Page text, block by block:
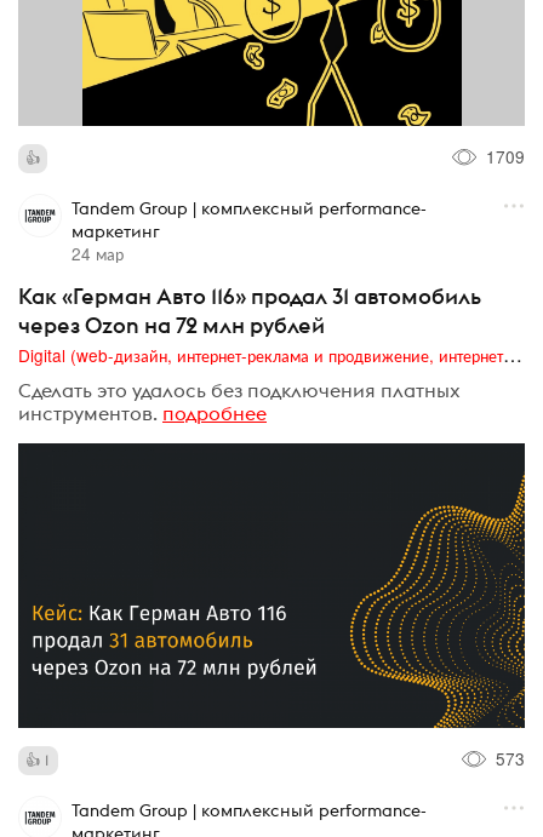
1709
Tandem Group | комплексный performance-
маркетинг
24 мар
Как «Герман Авто 116» продал 31 автомобиль
через Ozon на 72 млн рублей
Digital (web-дизайн, интернет-реклама и продвижение, интернет-сообщества и блоги, интернет-коммуникации, мобильный маркетинг, реклама на цифровых экранах)
Сделать это удалось без подключения платных
инструментов. подробнее
1 573
Tandem Group | комплексный performance-